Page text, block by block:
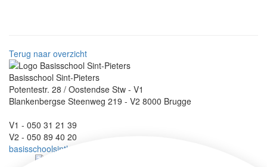
Terug naar overzicht
Basisschool Sint-Pieters
Potentestr. 28 / Oostendse Stw - V1
Blankenbergse Steenweg 219 - V2 8000 Brugge
V1 - 050 31 21 39
V2 - 050 89 40 20
basisschoolsintleosintpieters@slhd.be